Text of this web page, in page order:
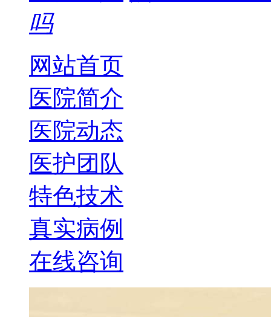
吗
网站首页
医院简介
医院动态
医护团队
特色技术
真实病例
在线咨询